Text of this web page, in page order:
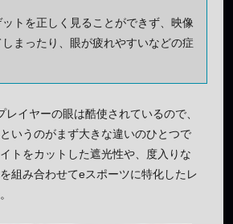
トを正しく見ることができず、映像
まったり、眼が疲れやすいなどの症
レイヤーの眼は酷使されているので、
いうのがまず大きな違いのひとつで
トをカットした遮光性や、度入りな
組み合わせてeスポーツに特化したレ